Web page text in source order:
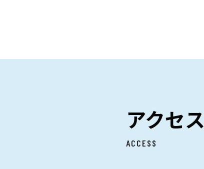
アクセス
ACCESS